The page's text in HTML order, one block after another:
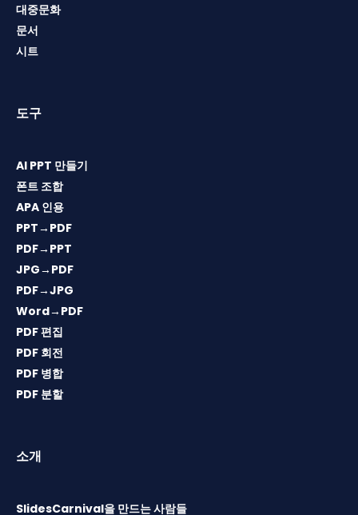
대중문화
문서
시트
도구
AI PPT 만들기
폰트 조합
APA 인용
PPT→PDF
PDF→PPT
JPG→PDF
PDF→JPG
Word→PDF
PDF 편집
PDF 회전
PDF 병합
PDF 분할
소개
SlidesCarnival을 만드는 사람들